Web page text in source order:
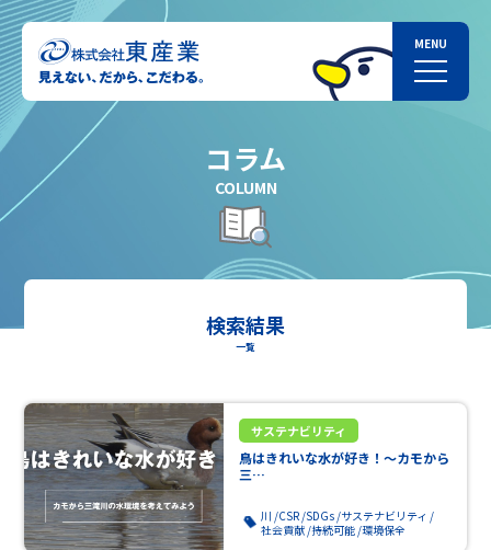
コラム
COLUMN
検索結果
一覧
サステナビリティ
鳥はきれいな水が好き！～カモから
三…
川 CSR SDGs サステナビリティ
社会貢献 持続可能 環境保全